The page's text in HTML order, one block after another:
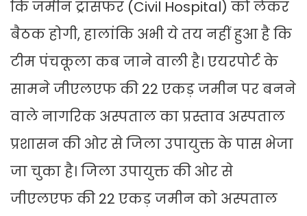
कि जमीन ट्रांसफर (Civil Hospital) को लेकर
बैठक होगी, हालांकि अभी ये तय नहीं हुआ है कि
टीम पंचकूला कब जाने वाली है। एयरपोर्ट के
सामने जीएलएफ की 22 एकड़ जमीन पर बनने
वाले नागरिक अस्पताल का प्रस्ताव अस्पताल
प्रशासन की ओर से जिला उपायुक्त के पास भेजा
जा चुका है। जिला उपायुक्त की ओर से
जीएलएफ की 22 एकड़ जमीन को अस्पताल